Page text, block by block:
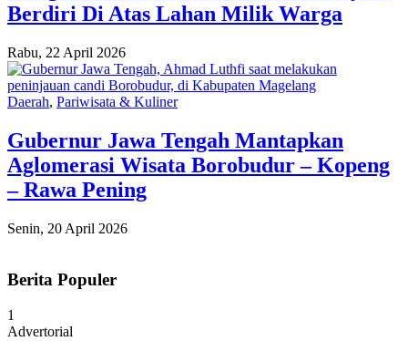
Berdiri Di Atas Lahan Milik Warga
Rabu, 22 April 2026
Daerah, Pariwisata & Kuliner
Gubernur Jawa Tengah Mantapkan
Aglomerasi Wisata Borobudur – Kopeng
– Rawa Pening
Senin, 20 April 2026
Berita Populer
1
Advertorial